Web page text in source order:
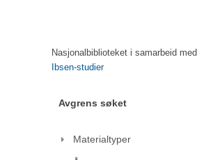
Nasjonalbiblioteket i samarbeid med
Ibsen-studier
Avgrens søket
Materialtyper